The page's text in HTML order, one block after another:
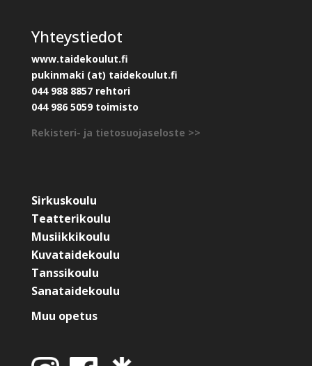
Yhteystiedot
www.taidekoulut.fi
pukinmaki (at) taidekoulut.fi
044 988 8857 rehtori
044 986 5059 toimisto
Rekisteri- ja tietosuojaseloste >>
Sirkuskoulu
Teatterikoulu
Musiikkikoulu
Kuvataidekoulu
Tanssikoulu
Sanataidekoulu
Muu opetus